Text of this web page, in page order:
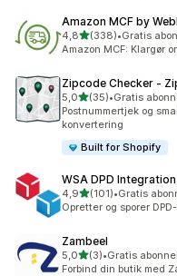
Amazon MCF by
4,8ud af 5 stjerner
(338)
338 anmeldelser i alt
•Gratis
Amazon MCF: Klargør
Zipcode Checker ‑
5,0ud af 5 stjerner
(35)
35 anmeldelser i alt
•Gratis
Postnummertjek og
konvertering
Built for Shopify
WSA DPD Integration
4,9ud af 5 stjerner
(101)
101 anmeldelser i alt
•Gratis
Opretter og sporer
Zambeel
5,0ud af 5 stjerner
(3)
3 anmeldelser i alt
•Gratis
Forbind din butik med